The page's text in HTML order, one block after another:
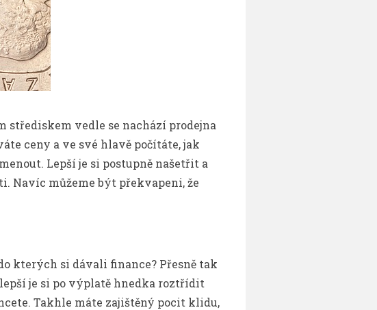
střediskem vedle se nachází prodejna
ceny a ve své hlavě počítáte, jak
Lepší je si postupně našetřit a
Navíc můžeme být překvapeni, že
kterých si dávali finance? Přesně tak
je si po výplatě hnedka roztřídit
Takhle máte zajištěný pocit klidu,